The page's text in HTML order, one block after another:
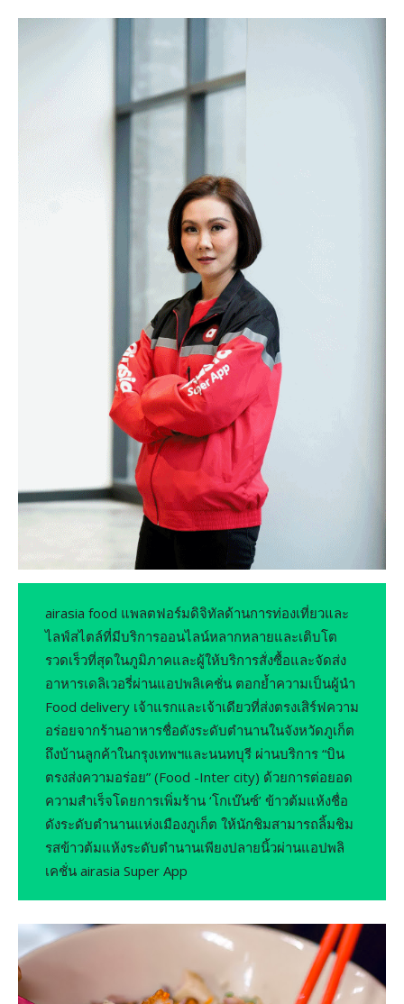
airasia food แพลตฟอร์มดิจิทัลด้านการท่องเที่ยวและ
ไลฟ์สไตล์ที่มีบริการออนไลน์หลากหลายและเติบโต
รวดเร็วที่สุดในภูมิภาคและผู้ให้บริการสั่งซื้อและจัดส่ง
อาหารเดลิเวอรี่ผ่านแอปพลิเคชั่น ตอกย้ำความเป็นผู้นำ
Food delivery เจ้าแรกและเจ้าเดียวที่ส่งตรงเสิร์ฟความ
อร่อยจากร้านอาหารชื่อดังระดับตำนานในจังหวัดภูเก็ต
ถึงบ้านลูกค้าในกรุงเทพฯและนนทบุรี ผ่านบริการ “บิน
ตรงส่งความอร่อย” (Food -Inter city) ด้วยการต่อยอด
ความสำเร็จโดยการเพิ่มร้าน ‘โกเบ๊นซ์’ ข้าวต้มแห้งชื่อ
ดังระดับตำนานแห่งเมืองภูเก็ต ให้นักชิมสามารถลิ้มชิม
รสข้าวต้มแห้งระดับตำนานเพียงปลายนิ้วผ่านแอปพลิ
เคชั่น airasia Super App